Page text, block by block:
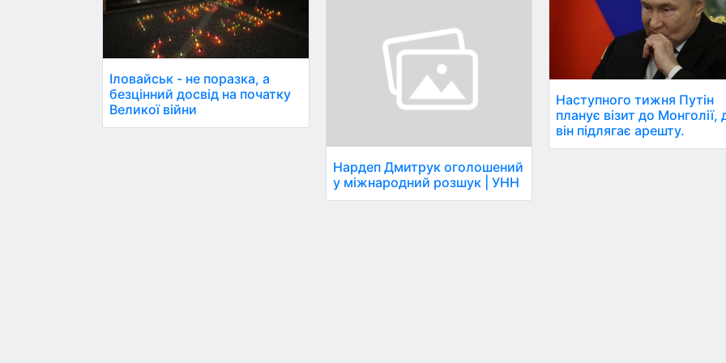
Іловайськ - не поразка, а
безцінний досвід на початку
Великої війни
Нардеп Дмитрук оголошений
у міжнародний розшук | УНН
Наступного тижня Путін
планує візит до Монголії,
він підлягає арешту.